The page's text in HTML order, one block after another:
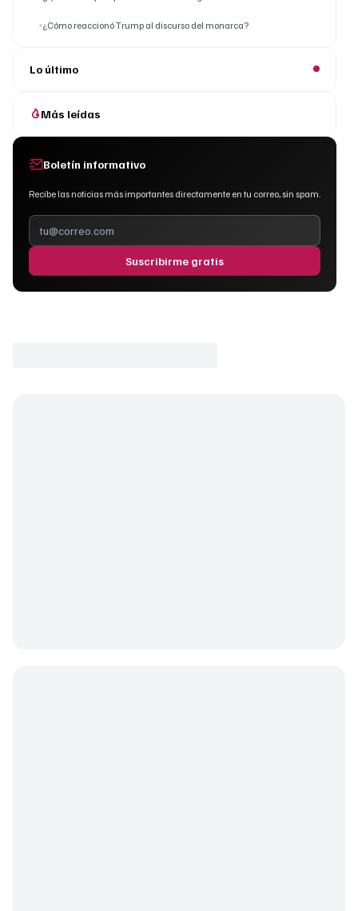
¿Cómo reaccionó Trump al discurso del monarca?
Lo último
Más leídas
Boletín informativo
Recibe las noticias más importantes directamente en tu correo, sin spam.
Suscribirme gratis